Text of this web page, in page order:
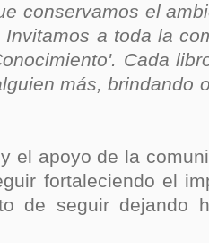
En solo dos años y siete
para los 4 años de
conservamos el
a toda la
Cada
más, brindando
el apoyo de la
fortaleciendo el
de seguir